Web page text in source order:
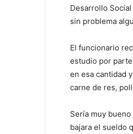
Desarrollo
sin problema
El funcionario
estudio por
en esa cantidad
carne de res,
Sería muy
bajara el sueldo